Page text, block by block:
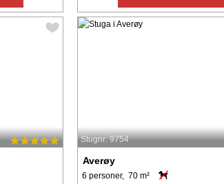
Stugnr: 9754
Averøy
6 personer, 70 m²